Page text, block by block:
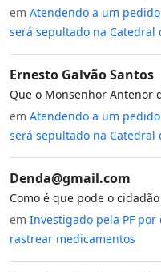
em Atendendo a um
será sepultado na Catedral
Ernesto Galvão Santos
Que o Monsenhor Antenor
em Atendendo a um
será sepultado na Catedral
Denda@gmail.com
Como é que pode o
em Investigado pela PF
rastrear medicamentos